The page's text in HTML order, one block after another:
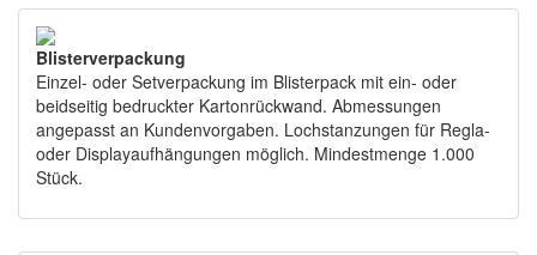
Blisterverpackung
Einzel- oder Setverpackung im Blisterpack mit ein- oder
beidseitig bedruckter Kartonrückwand. Abmessungen
angepasst an Kundenvorgaben. Lochstanzungen für Regla-
oder Displayaufhängungen möglich. Mindestmenge 1.000
Stück.